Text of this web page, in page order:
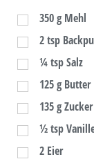
350g Mehl
2tsp
¼tspSalz
125g Butter
135gZucker
½tsp
2 Eier